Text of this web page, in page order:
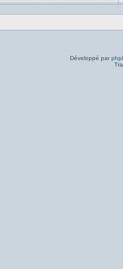
Développé par